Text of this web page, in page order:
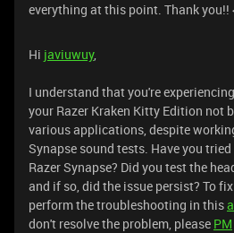
everything at this point. Thank you!!
Hi javiuwuy,
I understand that you're
your Razer Kraken Kitty Edition not
various applications, despite
Synapse sound tests. Have you
Razer Synapse? Did you test the
and if so, did the issue persist? To
perform the troubleshooting in this
don't resolve the problem, please PM